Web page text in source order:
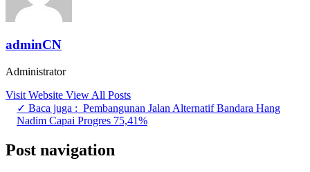
adminCN
Administrator
Visit Website View All Posts
✓ Baca juga : Pembangunan Jalan Alternatif Bandara Hang
Nadim Capai Progres 75,41%
Post navigation